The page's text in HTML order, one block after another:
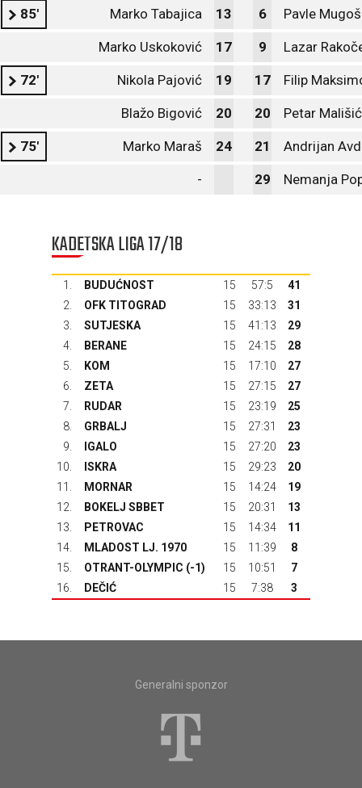
85'
Marko Tabajica 13 6 Pavle
Marko Uskoković 17 9 Lazar
72' Nikola Pajović 19 17 Filip
Blažo Bigović 20 20 Petar Mališić
75' Marko Maraš 24 21 Andrijan
- 29 Nemanja
KADETSKA LIGA 17/18
1. BUDUĆNOST 15 57:5
41
2.
OFK TITOGRAD 15 33:13
31
3.
SUTJESKA 15 41:13
29
4.
BERANE 15 24:15
28
5.
KOM 15 17:10
27
6.
ZETA 15 27:15
27
7.
RUDAR 15 23:19
25
8.
GRBALJ 15 27:31
23
9.
IGALO 15 27:20
23
10.
ISKRA 15 29:23
20
11.
MORNAR 15 14:24
19
12.
BOKELJ SBBET 15 20:31
13
13.
PETROVAC 15 14:34
11
14.
MLADOST LJ. 1970 15 11:39
8
15.
OTRANT-OLYMPIC (-1) 15 10:51
7
16.
DEČIĆ 15 7:38 3
Generalni sponzor